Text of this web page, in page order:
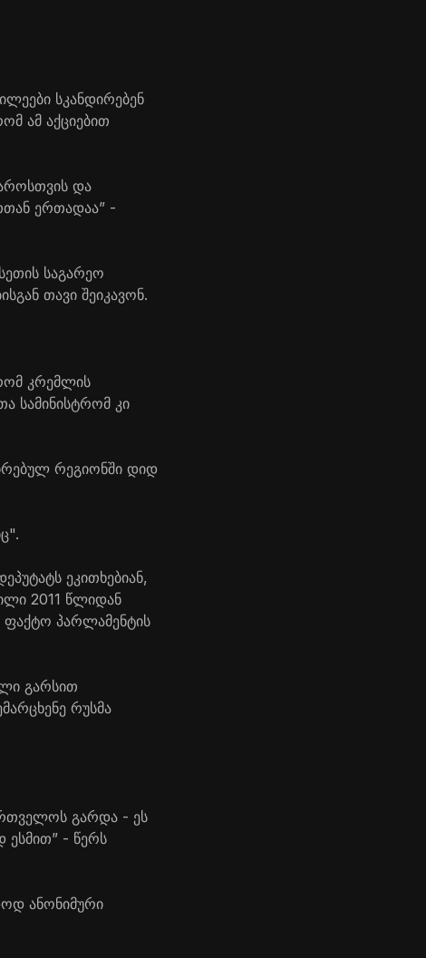
სკანდირებენ
ამ აქციებით
და
ერთადაა” -
საგარეო
თავი შეიკავონ.
კრემლის
სამინისტრომ კი
რეგიონში დიდ
ეკითხებიან,
2011 წლიდან
პარლამენტის
გარსით
რუსმა
გარდა - ეს
ესმით” - წერს
ანონიმური